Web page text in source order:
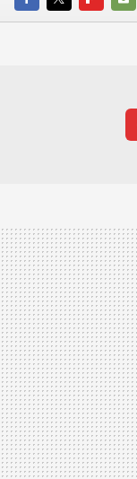
FACEBOOKTWITTER
E-